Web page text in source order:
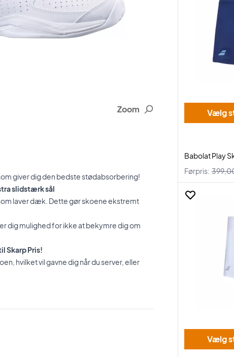
Zoom
giver dig den bedste stødabsorbering!
slidstærk sål
laver dæk. Dette gør skoene ekstremt
dig mulighed for ikke at bekymre dig om
Skarp Pris!
hvilket vil gavne dig når du server, eller
Babolat Play
Førpris: